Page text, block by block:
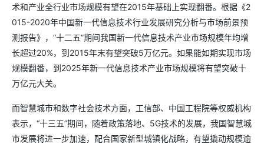
术和产业全行业市场规模有望在2015年基础上实现翻番。根据《2
015-2020年中国新一代信息技术行业发展研究分析与市场前景预
测报告》，“十二五”期间我国新一代信息技术产业市场规模年均增
长超过20%，到2015年末有望突破5万亿元。如果能如期实现市场
规模翻番，到2025年新一代信息技术产业市场规模将有望突破十
万亿元大关。
而智慧城市和数字社会技术方面，工信部、中国工程院等权威机构
表示，“十三五”期间，随着政策落地、5G技术的发展，我国智慧城
市发展将进一步加速，配合国家新型城镇化战略，有望撬动规模逾